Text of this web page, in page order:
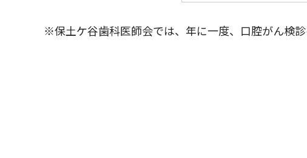
※保土ケ谷歯科医師会では、年に一度、口腔がん検診